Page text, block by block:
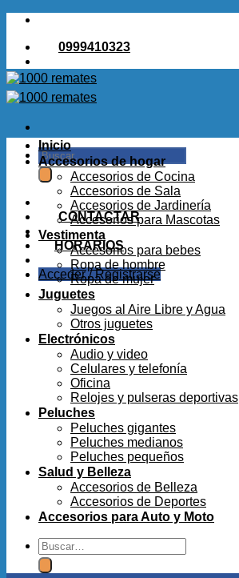
Saltar
contenido0999410323
Buscar
por:
CONTACTAR
HORARIOS
Acceder / Registrarse
Inicio
Accesorios de hogar
Accesorios de Cocina
Accesorios de Sala
Accesorios de Jardinería
Accesorios para Mascotas
Vestimenta
Accesorios para bebes
Ropa de hombre
Ropa de mujer
Juguetes
Juegos al Aire Libre y Agua
Otros juguetes
Electrónicos
Audio y video
Celulares y telefonía
Oficina
Relojes y pulseras deportivas
Peluches
Peluches gigantes
Peluches medianos
Peluches pequeños
Salud y Belleza
Accesorios de Belleza
Accesorios de Deportes
Accesorios para Auto y Moto
Buscar
por: